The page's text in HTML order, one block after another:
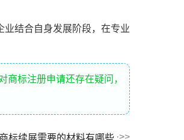
结合自身发展阶段，在专业
商标注册申请还存在疑问，